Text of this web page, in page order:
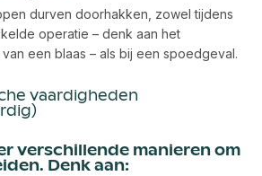
durven doorhakken, zowel tijdens
operatie – denk aan het
een blaas – als bij een spoedgeval.
vaardigheden
verschillende manieren om
Denk aan: